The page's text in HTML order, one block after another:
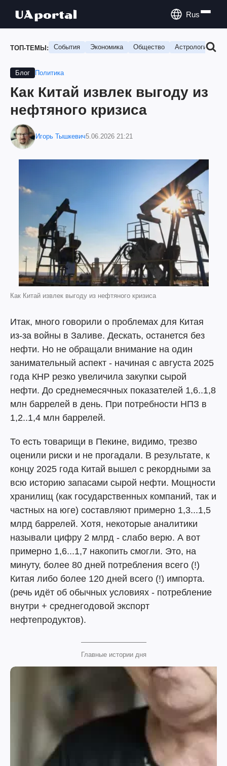
Rus
ТОП-ТЕМЫ: События Экономика Общество Астрология
Блог Политика
Как Китай извлек выгоду из
нефтяного кризиса
Игорь Тышкевич5.06.2026 21:21
Как Китай извлек выгоду из нефтяного кризиса
Итак, много говорили о проблемах для Китая
из-за войны в Заливе. Дескать, останется без
нефти. Но не обращали внимание на один
занимательный аспект - начиная с августа 2025
года КНР резко увеличила закупки сырой
нефти. До среднемесячных показателей 1,6..1,8
млн баррелей в день. При потребности НПЗ в
1,2..1,4 млн баррелей.
То есть товарищи в Пекине, видимо, трезво
оценили риски и не прогадали. В результате, к
концу 2025 года Китай вышел с рекордными за
всю историю запасами сырой нефти. Мощности
хранилищ (как государственных компаний, так и
частных на юге) составляют примерно 1,3...1,5
млрд баррелей. Хотя, некоторые аналитики
называли цифру 2 млрд - слабо верю. А вот
примерно 1,6...1,7 накопить смогли. Это, на
минуту, более 80 дней потребления всего (!)
Китая либо более 120 дней всего (!) импорта.
(речь идёт об обычных условиях - потребление
внутри + среднегодовой экспорт
нефтепродуктов).
Главные истории дня